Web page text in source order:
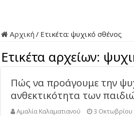
Αρχική / Ετικέτα:ψυχικό σθένος
Ετικέτα αρχείων:
Πώς να προάγουμε την
ανθεκτικότητα των
Αμαλία Καλαματιανού 3 Οκτωβρίου